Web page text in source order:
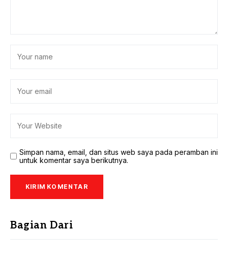
Simpan nama, email, dan situs web saya pada peramban ini
untuk komentar saya berikutnya.
Bagian Dari